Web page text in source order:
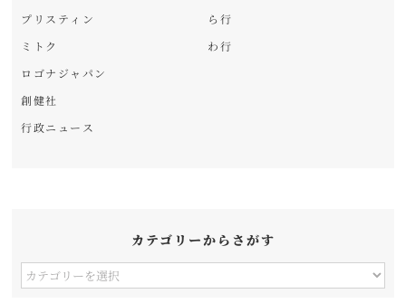
プリスティン
ミトク
ロゴナジャパン
創健社
行政ニュース
ら行
わ行
カテゴリーからさがす
カ